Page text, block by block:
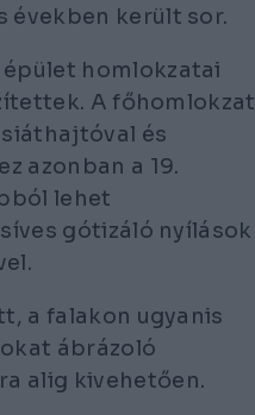
években került sor.
homlokzatai
A főhomlokzat
és
azonban a 19.
lehet
gótizáló nyílások
a falakon ugyanis
ábrázoló
alig kivehetően.